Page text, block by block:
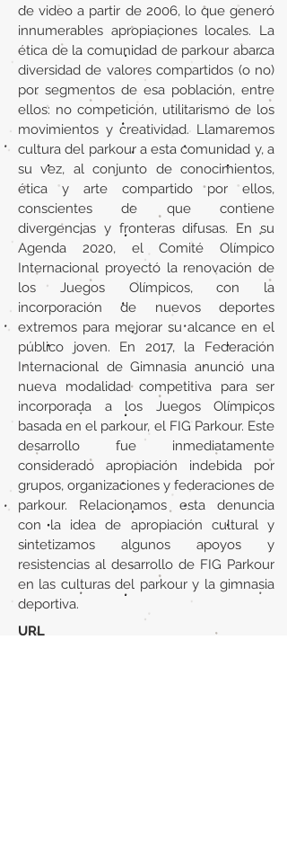
de video a partir de 2006, lo que generó
innumerables apropiaciones locales. La
ética de la comunidad de parkour abarca
diversidad de valores compartidos (o no)
por segmentos de esa población, entre
ellos: no competición, utilitarismo de los
movimientos y creatividad. Llamaremos
cultura del parkour a esta comunidad y, a
su vez, al conjunto de conocimientos,
ética y arte compartido por ellos,
conscientes de que contiene
divergencias y fronteras difusas. En su
Agenda 2020, el Comité Olímpico
Internacional proyectó la renovación de
los Juegos Olímpicos, con la
incorporación de nuevos deportes
extremos para mejorar su alcance en el
público joven. En 2017, la Federación
Internacional de Gimnasia anunció una
nueva modalidad competitiva para ser
incorporada a los Juegos Olímpicos
basada en el parkour, el FIG Parkour. Este
desarrollo fue inmediatamente
considerado apropiación indebida por
grupos, organizaciones y federaciones de
parkour. Relacionamos esta denuncia
con la idea de apropiación cultural y
sintetizamos algunos apoyos y
resistencias al desarrollo de FIG Parkour
en las culturas del parkour y la gimnasia
deportiva.
URL